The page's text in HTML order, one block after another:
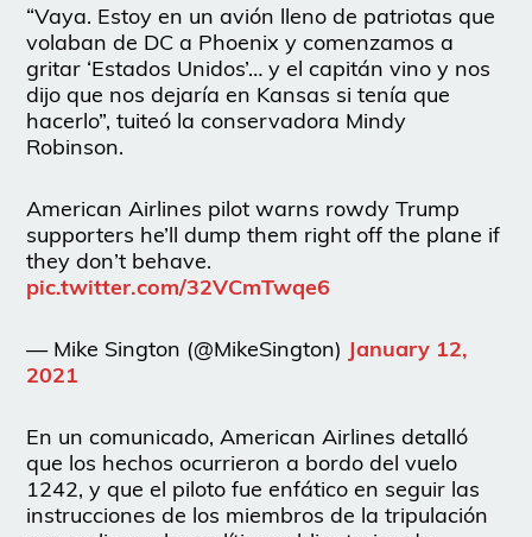
“Vaya. Estoy en un avión lleno de patriotas que
volaban de DC a Phoenix y comenzamos a
gritar ‘Estados Unidos’… y el capitán vino y nos
dijo que nos dejaría en Kansas si tenía que
hacerlo”, tuiteó la conservadora Mindy
Robinson.
American Airlines pilot warns rowdy Trump
supporters he’ll dump them right off the plane if
they don’t behave.
pic.twitter.com/32VCmTwqe6
— Mike Sington (@MikeSington) January 12,
2021
En un comunicado, American Airlines detalló
que los hechos ocurrieron a bordo del vuelo
1242, y que el piloto fue enfático en seguir las
instrucciones de los miembros de la tripulación